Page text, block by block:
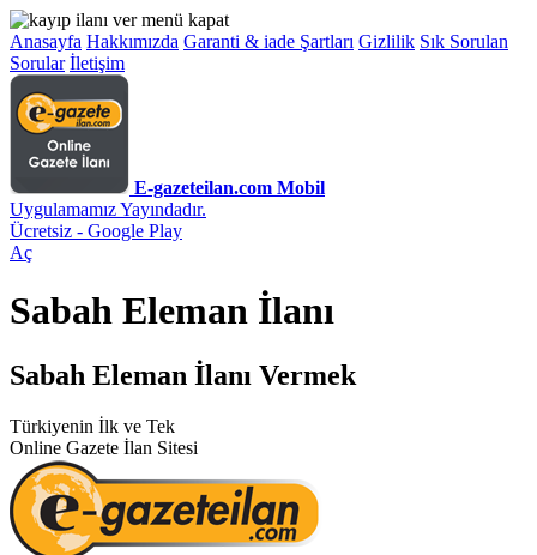
Anasayfa Hakkımızda Garanti & iade Şartları Gizlilik Sık Sorulan
Sorular İletişim
E-gazeteilan.com Mobil
Uygulamamız Yayındadır.
Ücretsiz - Google Play
Aç
Sabah Eleman İlanı
Sabah Eleman İlanı Vermek
Türkiyenin İlk ve Tek
Online Gazete İlan Sitesi